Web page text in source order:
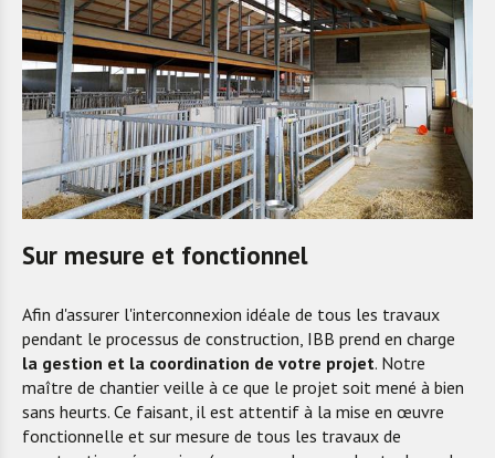
Sur mesure et fonctionnel
Afin d'assurer l'interconnexion idéale de tous les travaux
pendant le processus de construction, IBB prend en charge
la gestion et la coordination de votre projet. Notre
maître de chantier veille à ce que le projet soit mené à bien
sans heurts. Ce faisant, il est attentif à la mise en œuvre
fonctionnelle et sur mesure de tous les travaux de